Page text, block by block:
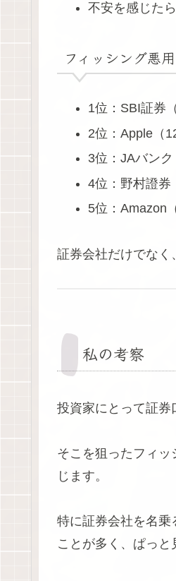
不安を感じたら
フィッシング悪
1位：SBI証券
2位：Apple（
3位：JAバンク
4位：野村證券
5位：Amazon
証券会社だけでなく
私の考察
投資家にとって証券
そこを狙ったフィ
じます。
特に証券会社を名乗
ことが多く、ぱっと